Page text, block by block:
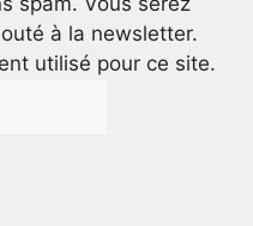
à la newsletter.
utilisé pour ce site.